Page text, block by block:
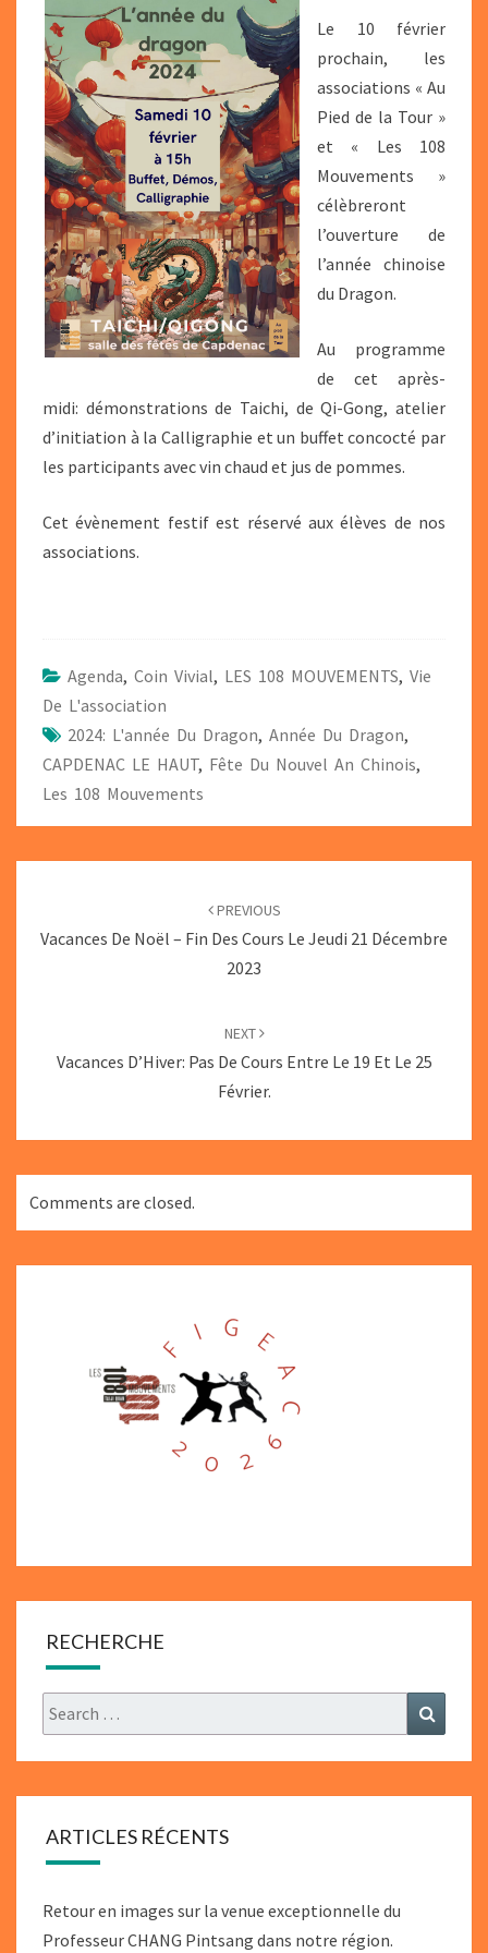
NOUVEL
AN
CHINOIS
Le 10 février
prochain, les
associations « Au
Pied de la Tour »
et « Les 108
Mouvements »
célèbreront
l’ouverture de
l’année chinoise
du Dragon.
Au programme
de cet après-
midi: démonstrations de Taichi, de Qi-Gong, atelier
d’initiation à la Calligraphie et un buffet concocté par
les participants avec vin chaud et jus de pommes.
Cet évènement festif est réservé aux élèves de nos
associations.
Agenda, Coin Vivial, LES 108 MOUVEMENTS, Vie
De L'association
2024: L'année Du Dragon, Année Du Dragon,
CAPDENAC LE HAUT, Fête Du Nouvel An Chinois,
Les 108 Mouvements
PREVIOUS
Vacances De Noël – Fin Des Cours Le Jeudi 21 Décembre
2023
NEXT
Vacances D’Hiver: Pas De Cours Entre Le 19 Et Le 25
Février.
Comments are closed.
RECHERCHE
Search
for:
ARTICLES RÉCENTS
Retour en images sur la venue exceptionnelle du
Professeur CHANG Pintsang dans notre région.